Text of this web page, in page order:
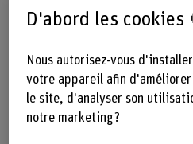
des appareils
Il couvre l'analyse
mobiles et des
D'abord les cookies
Nous autorisez-vous
votre appareil afin
le site, d'analyser son
notre marketing ?